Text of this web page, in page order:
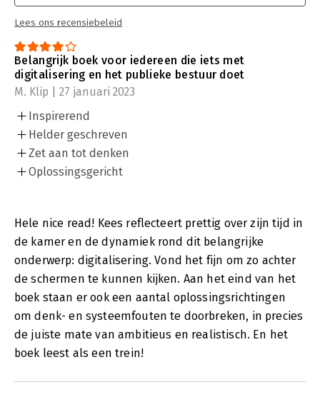
Lees ons recensiebeleid
Belangrijk boek voor iedereen die iets met
digitalisering en het publieke bestuur doet
M. Klip | 27 januari 2023
Inspirerend
Helder geschreven
Zet aan tot denken
Oplossingsgericht
Hele nice read! Kees reflecteert prettig over zijn tijd in
de kamer en de dynamiek rond dit belangrijke
onderwerp: digitalisering. Vond het fijn om zo achter
de schermen te kunnen kijken. Aan het eind van het
boek staan er ook een aantal oplossingsrichtingen
om denk- en systeemfouten te doorbreken, in precies
de juiste mate van ambitieus en realistisch. En het
boek leest als een trein!